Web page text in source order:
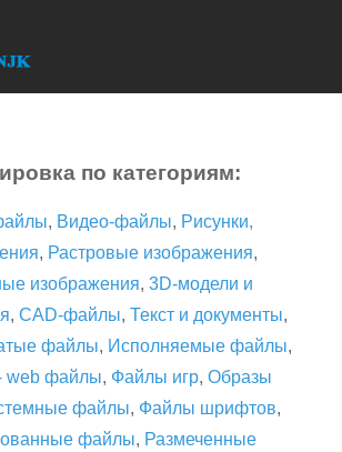
по категориям:
, Видео-файлы, Рисунки,
, Растровые изображения,
изображения, 3D-модели и
, CAD-файлы, Текст и документы,
файлы, Исполняемые файлы,
web файлы, Файлы игр, Образы
файлы, Файлы шрифтов,
файлы, Размеченные